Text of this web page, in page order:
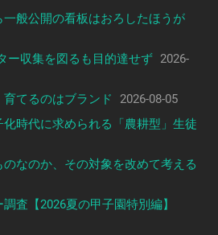
般公開の看板はおろしたほうが
ー収集を図るも目的達せず
2026-
育てるのはブランド
2026-08-05
時代に求められる「農耕型」生徒
なのか、その対象を改めて考える
査【2026夏の甲子園特別編】